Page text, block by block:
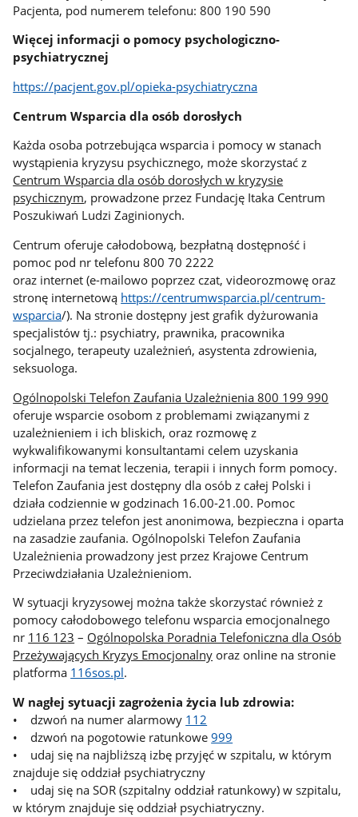
Pacjenta, pod numerem telefonu: 800 190 590
Więcej informacji o pomocy psychologiczno-
psychiatrycznej
https://pacjent.gov.pl/opieka-psychiatryczna
Centrum Wsparcia dla osób dorosłych
Każda osoba potrzebująca wsparcia i pomocy w stanach
wystąpienia kryzysu psychicznego, może skorzystać z
Centrum Wsparcia dla osób dorosłych w kryzysie
psychicznym, prowadzone przez Fundację Itaka Centrum
Poszukiwań Ludzi Zaginionych.
Centrum oferuje całodobową, bezpłatną dostępność i
pomoc pod nr telefonu 800 70 2222
oraz internet (e-mailowo poprzez czat, videorozmowę oraz
stronę internetową https://centrumwsparcia.pl/centrum-
wsparcia/). Na stronie dostępny jest grafik dyżurowania
specjalistów tj.: psychiatry, prawnika, pracownika
socjalnego, terapeuty uzależnień, asystenta zdrowienia,
seksuologa.
Ogólnopolski Telefon Zaufania Uzależnienia 800 199 990
oferuje wsparcie osobom z problemami związanymi z
uzależnieniem i ich bliskich, oraz rozmowę z
wykwalifikowanymi konsultantami celem uzyskania
informacji na temat leczenia, terapii i innych form pomocy.
Telefon Zaufania jest dostępny dla osób z całej Polski i
działa codziennie w godzinach 16.00-21.00. Pomoc
udzielana przez telefon jest anonimowa, bezpieczna i oparta
na zasadzie zaufania. Ogólnopolski Telefon Zaufania
Uzależnienia prowadzony jest przez Krajowe Centrum
Przeciwdziałania Uzależnieniom.
W sytuacji kryzysowej można także skorzystać również z
pomocy całodobowego telefonu wsparcia emocjonalnego
nr 116 123 – Ogólnopolska Poradnia Telefoniczna dla Osób
Przeżywających Kryzys Emocjonalny oraz online na stronie
platforma 116sos.pl.
W nagłej sytuacji zagrożenia życia lub zdrowia:
• dzwoń na numer alarmowy 112
• dzwoń na pogotowie ratunkowe999
• udaj się na najbliższą izbę przyjęć w szpitalu, w którym
znajduje się oddział psychiatryczny
• udaj się na SOR (szpitalny oddział ratunkowy) w szpitalu,
w którym znajduje się oddział psychiatryczny.